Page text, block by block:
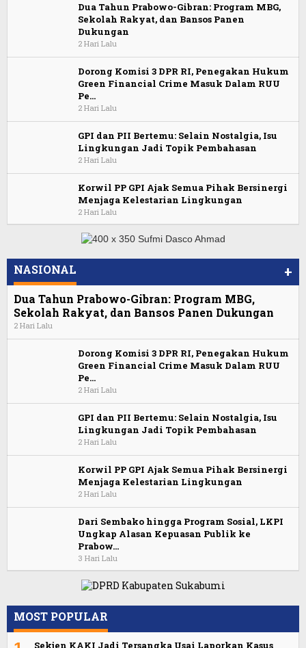
Dua Tahun Prabowo-Gibran: Program MBG,
Sekolah Rakyat, dan Bansos Panen
Dukungan
2 Hari Lalu
Dorong Komisi 3 DPR RI, Penegakan Hukum
Green Financial Crime Masuk Dalam RUU
Pe…
2 Hari Lalu
GPI dan PII Bertemu: Selain Nostalgia, Isu
Lingkungan Jadi Topik Pembahasan
2 Hari Lalu
Korwil PP GPI Ajak Semua Pihak Bersinergi
Menjaga Kelestarian Lingkungan
2 Hari Lalu
NASIONAL +
Dua Tahun Prabowo-Gibran: Program MBG,
Sekolah Rakyat, dan Bansos Panen Dukungan
2 Hari Lalu
Dorong Komisi 3 DPR RI, Penegakan Hukum
Green Financial Crime Masuk Dalam RUU
Pe…
2 Hari Lalu
GPI dan PII Bertemu: Selain Nostalgia, Isu
Lingkungan Jadi Topik Pembahasan
2 Hari Lalu
Korwil PP GPI Ajak Semua Pihak Bersinergi
Menjaga Kelestarian Lingkungan
2 Hari Lalu
Dari Sembako hingga Program Sosial, LKPI
Ungkap Alasan Kepuasan Publik ke
Prabow…
3 Hari Lalu
MOST POPULAR
Sekjen KAKI Jadi Tersangka Usai Laporkan Kasus